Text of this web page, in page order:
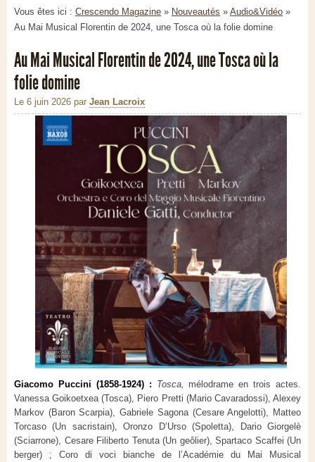
Vous êtes ici : Crescendo Magazine » Nouveautés » Audio&Vidéo »
Au Mai Musical Florentin de 2024, une Tosca où la folie domine
Au Mai Musical Florentin de 2024, une Tosca où la
folie domine
Le 6 juin 2026 par Jean Lacroix
Giacomo Puccini (1858-1924) : Tosca, mélodrame en trois actes.
Vanessa Goikoetxea (Tosca), Piero Pretti (Mario Cavaradossi), Alexey
Markov (Baron Scarpia), Gabriele Sagona (Cesare Angelotti), Matteo
Torcaso (Un sacristain), Oronzo D’Urso (Spoletta), Dario Giorgelè
(Sciarrone), Cesare Filiberto Tenuta (Un geôlier), Spartaco Scaffei (Un
berger) ; Coro di voci bianche de l’Académie du Mai Musical